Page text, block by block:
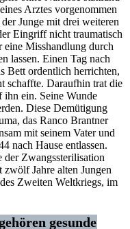
Arztes vorgenommen
Junge mit drei weiteren
Eingriff nicht traumatisch
eine Misshandlung durch
lassen. Einen Tag nach
Bett ordentlich herrichten,
schaffte. Daraufhin trat die
ihn ein. Seine Wunde
Diese Demütigung
das Ranco Brantner
mit seinem Vater und
nach Hause entlassen.
Zwangssterilisation
Jahre alten Jungen
Zweiten Weltkriegs, im
gesunde